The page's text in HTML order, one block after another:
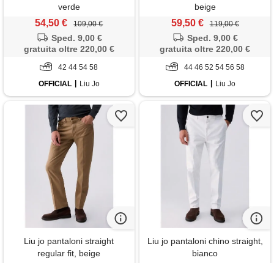
verde
54,50 € 109,00 €
Sped. 9,00 €
gratuita oltre 220,00 €
42 44 54 58
OFFICIAL
Liu Jo
beige
59,50 € 119,00 €
Sped. 9,00 €
gratuita oltre 220,00 €
44 46 52 54 56 58
OFFICIAL
Liu Jo
Liu jo pantaloni straight
regular fit, beige
Liu jo pantaloni chino straight,
bianco